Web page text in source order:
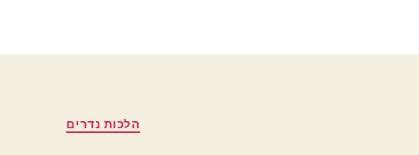
קטגוריות
הלכות נדרים